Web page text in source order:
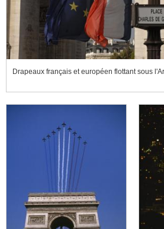
Drapeaux français et européen flottant sous